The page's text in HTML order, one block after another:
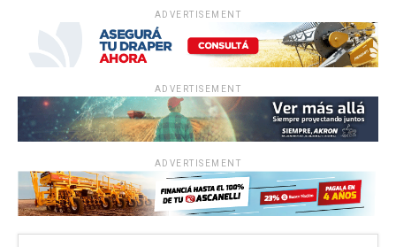
ADVERTISEMENT
ADVERTISEMENT
ADVERTISEMENT